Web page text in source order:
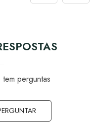
perguntas